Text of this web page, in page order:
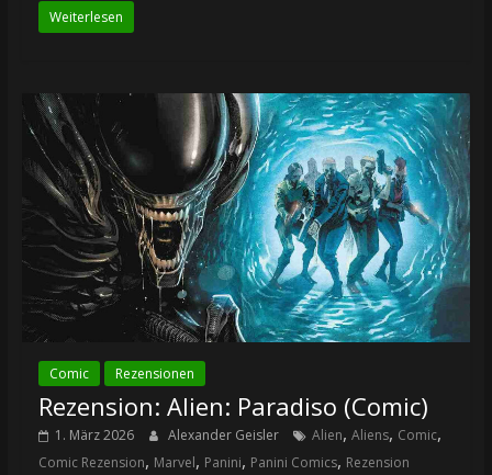
Weiterlesen
Comic Rezensionen
Rezension: Alien: Paradiso (Comic)
1. März 2026 Alexander Geisler Alien, Aliens, Comic,
Comic Rezension, Marvel, Panini, Panini Comics, Rezension